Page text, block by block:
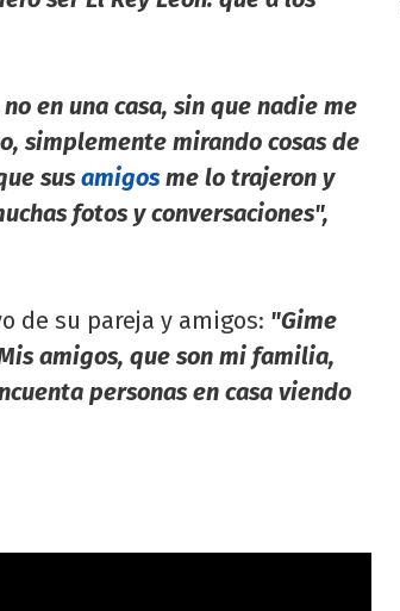
en una casa, sin que nadie me
simplemente mirando cosas de
sus amigos me lo trajeron y
fotos y conversaciones",
de su pareja y amigos: "Gime
amigos, que son mi familia,
personas en casa viendo